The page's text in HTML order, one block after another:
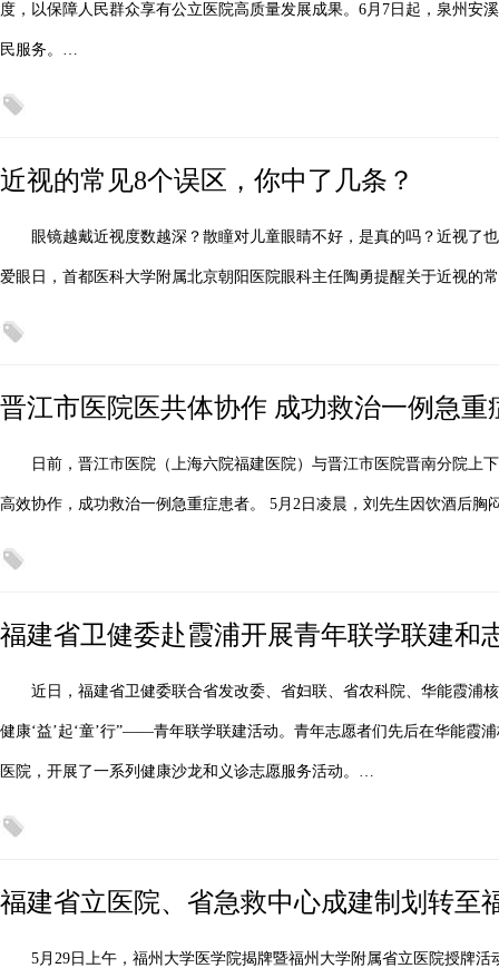
度，以保障人民群众享有公立医院高质量发展成果。6月7日起，泉州安
民服务。…
近视的常见8个误区，你中了几条？
眼镜越戴近视度数越深？散瞳对儿童眼睛不好，是真的吗？近视了
爱眼日，首都医科大学附属北京朝阳医院眼科主任陶勇提醒关于近视的
晋江市医院医共体协作 成功救治一例急重
日前，晋江市医院（上海六院福建医院）与晋江市医院晋南分院上
高效协作，成功救治一例急重症患者。 5月2日凌晨，刘先生因饮酒后
福建省卫健委赴霞浦开展青年联学联建和
近日，福建省卫健委联合省发改委、省妇联、省农科院、华能霞浦
健康‘益’起‘童’行”——青年联学联建活动。青年志愿者们先后在华能霞
医院，开展了一系列健康沙龙和义诊志愿服务活动。…
福建省立医院、省急救中心成建制划转至
5月29日上午，福州大学医学院揭牌暨福州大学附属省立医院授牌